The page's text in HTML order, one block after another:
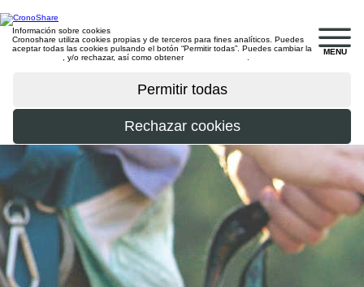
MENU
Información sobre cookies
Cronoshare utiliza cookies propias y de terceros para fines analíticos. Puedes
aceptar todas las cookies pulsando el botón “Permitir todas”. Puedes cambiar la
, y/o rechazar, así como obtener